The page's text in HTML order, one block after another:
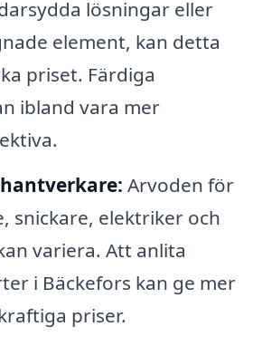
lösningar eller
element, kan detta
priset. Färdiga
ibland vara mer
Arvoden för
snickare, elektriker och
variera. Att anlita
i Bäckefors kan ge mer
priser.